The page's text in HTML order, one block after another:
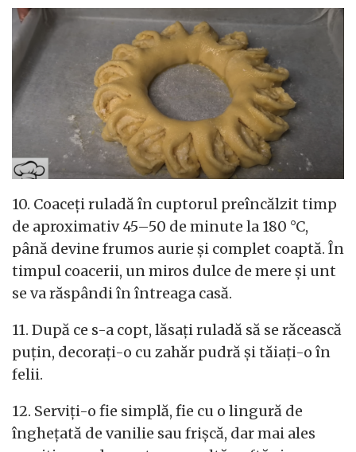
10. Coaceți ruladă în cuptorul preîncălzit timp
de aproximativ 45–50 de minute la 180 °C,
până devine frumos aurie și complet coaptă. În
timpul coacerii, un miros dulce de mere și unt
se va răspândi în întreaga casă.
11. După ce s-a copt, lăsați ruladă să se răcească
puțin, decorați-o cu zahăr pudră și tăiați-o în
felii.
12. Serviți-o fie simplă, fie cu o lingură de
înghețată de vanilie sau frișcă, dar mai ales